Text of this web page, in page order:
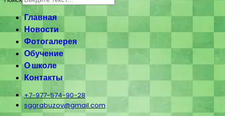
Главная
Новости
Фотогалерея
Обучение
О школе
Контакты
+7-977-574-90-28
sggrabuzov@gmail.com